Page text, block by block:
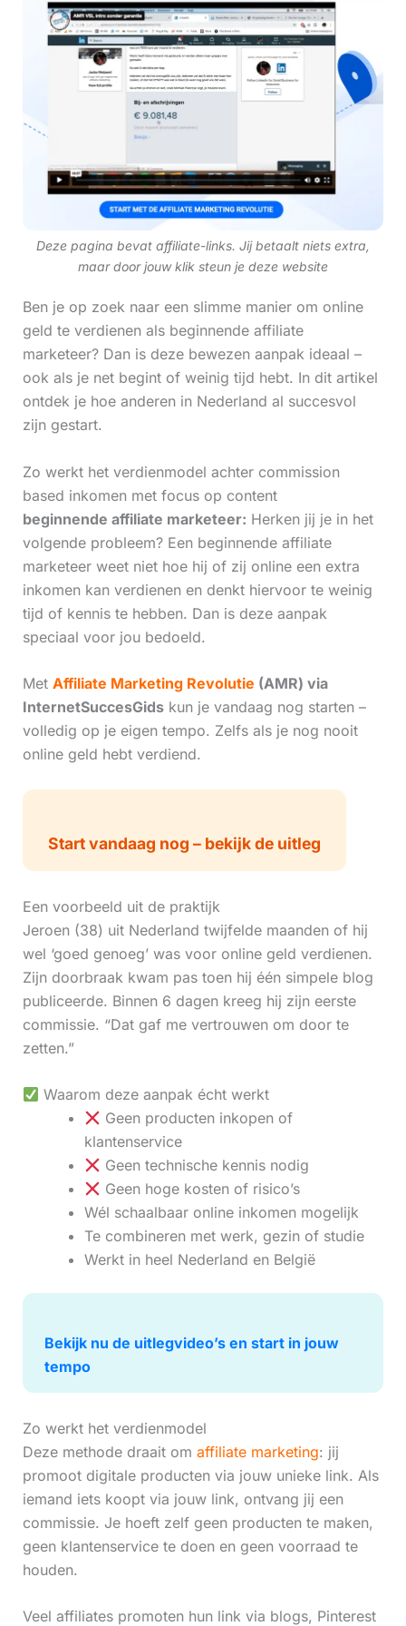
Deze pagina bevat affiliate-links. Jij betaalt niets extra,
maar door jouw klik steun je deze website
Ben je op zoek naar een slimme manier om online
geld te verdienen als beginnende affiliate
marketeer? Dan is deze bewezen aanpak ideaal –
ook als je net begint of weinig tijd hebt. In dit artikel
ontdek je hoe anderen in Nederland al succesvol
zijn gestart.
Zo werkt het verdienmodel achter commission
based inkomen met focus op content
beginnende affiliate marketeer: Herken jij je in het
volgende probleem? Een beginnende affiliate
marketeer weet niet hoe hij of zij online een extra
inkomen kan verdienen en denkt hiervoor te weinig
tijd of kennis te hebben. Dan is deze aanpak
speciaal voor jou bedoeld.
Met Affiliate Marketing Revolutie (AMR) via
InternetSuccesGidskun je vandaag nog starten –
volledig op je eigen tempo. Zelfs als je nog nooit
online geld hebt verdiend.
Start vandaag nog – bekijk de uitleg
Een voorbeeld uit de praktijk
Jeroen (38) uit Nederland twijfelde maanden of hij
wel ‘goed genoeg’ was voor online geld verdienen.
Zijn doorbraak kwam pas toen hij één simpele blog
publiceerde. Binnen 6 dagen kreeg hij zijn eerste
commissie. “Dat gaf me vertrouwen om door te
zetten.”
Waarom deze aanpak écht werkt
Geen producten inkopen of
klantenservice
Geen technische kennis nodig
Geen hoge kosten of risico’s
Wél schaalbaar online inkomen mogelijk
Te combineren met werk, gezin of studie
Werkt in heel Nederland en België
Bekijk nu de uitlegvideo’s en start in jouw
tempo
Zo werkt het verdienmodel
Deze methode draait om affiliate marketing: jij
promoot digitale producten via jouw unieke link. Als
iemand iets koopt via jouw link, ontvang jij een
commissie. Je hoeft zelf geen producten te maken,
geen klantenservice te doen en geen voorraad te
houden.
Veel affiliates promoten hun link via blogs, Pinterest